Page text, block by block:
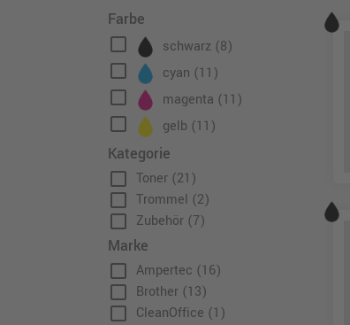
Farbe
check_box_outline_blank schwarz (8)
check_box_outline_blank cyan (11)
check_box_outline_blank magenta (11)
check_box_outline_blank gelb (11)
Kategorie
check_box_outline_blank Toner (21)
check_box_outline_blank Trommel (2)
check_box_outline_blank Zubehör (7)
Marke
check_box_outline_blank Ampertec (16)
check_box_outline_blank Brother (13)
check_box_outline_blank CleanOffice (1)